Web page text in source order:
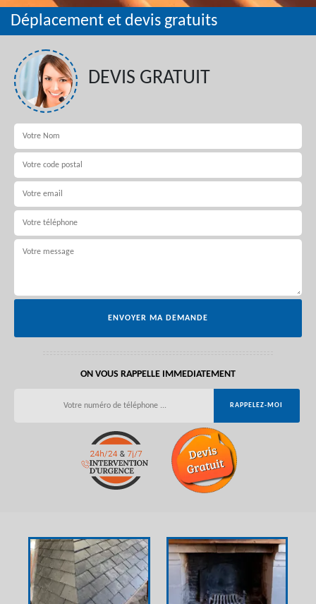
Déplacement et devis gratuits
DEVIS GRATUIT
ON VOUS RAPPELLE IMMEDIATEMENT